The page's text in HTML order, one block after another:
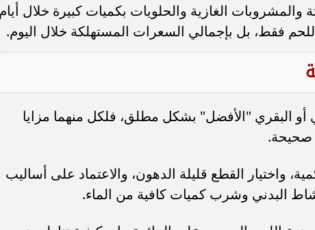
والمشروبات الغازية والحلويات بكميات كبيرة خلال
اللحم فقط، بل بإجمالي السعرات المستهلكة خلال اليوم.
أو البقري "الأفضل" بشكل مطلق، فلكل منهما مزايا
صحيحة.
واختيار القطع قليلة الدهون، والاعتماد على أساليب
البدني وشرب كميات كافية من الماء.